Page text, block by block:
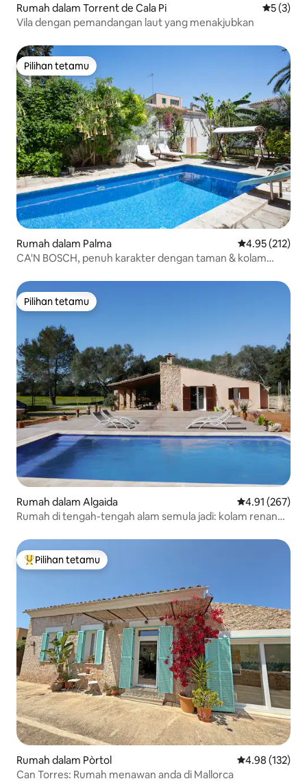
Rumah dalam Torrent de Cala Pi
5 (3)
Vila dengan pemandangan laut yang menakjubkan
Pilihan tetamu
Pilihan tetamu
Rumah dalam Palma Penarafan
4.95 (212)
CA'N BOSCH, penuh karakter dengan taman & kolam
Pilihan tetamu
Pilihan tetamu
Rumah dalam Algaida Penarafan
4.91 (267)
Rumah di tengah-tengah alam semula jadi: kolam renang,
Pilihan utama tetamu
Pilihan tetamu
Rumah dalam Pòrtol Penarafan
4.98 (132)
Can Torres: Rumah menawan anda di Mallorca